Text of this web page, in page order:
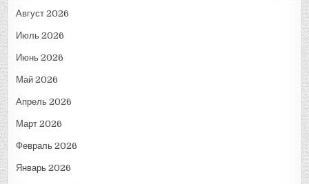
Август 2026
Июль 2026
Июнь 2026
Май 2026
Апрель 2026
Март 2026
Февраль 2026
Январь 2026